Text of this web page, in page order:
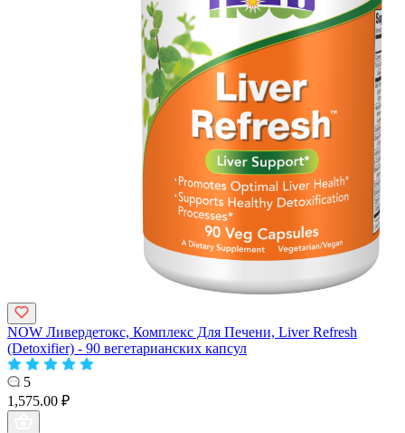
NOW Ливердетокс, Комплекс Для Печени, Liver Refresh
(Detoxifier) - 90 вегетарианских капсул
5
1,575.00 ₽